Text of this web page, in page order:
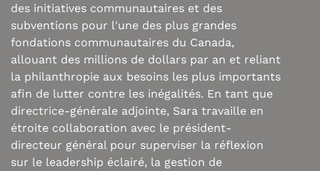
des initiatives communautaires et des
subventions pour l'une des plus grandes
fondations communautaires du Canada,
allouant des millions de dollars par an et reliant
la philanthropie aux besoins les plus importants
afin de lutter contre les inégalités. En tant que
directrice-générale adjointe, Sara travaille en
étroite collaboration avec le président-
directeur général pour superviser la réflexion
sur le leadership éclairé, la gestion de